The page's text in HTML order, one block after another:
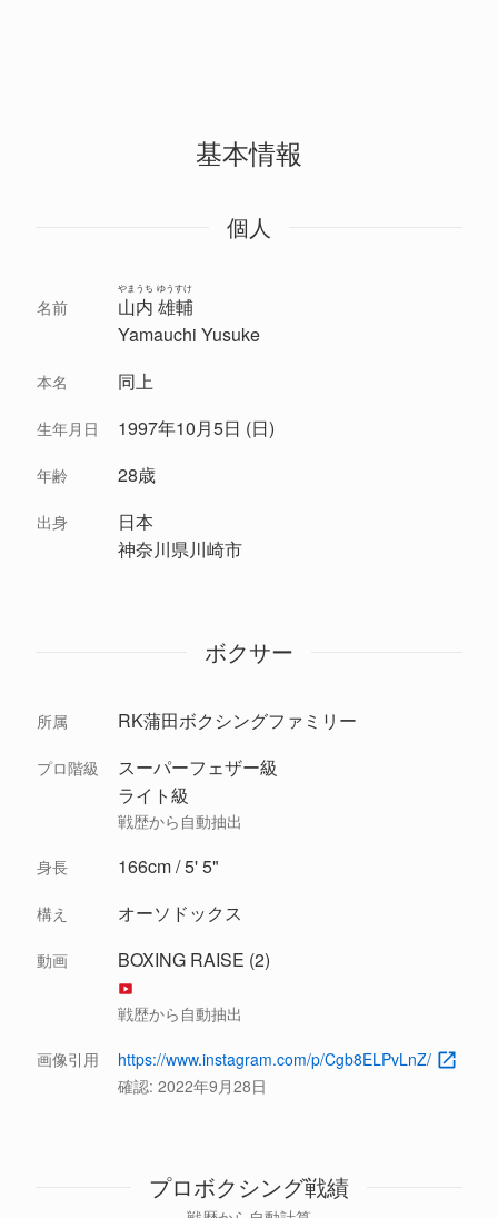
基本情報
個人
名前 山内 雄輔
やまうち ゆうすけ
Yamauchi Yusuke
本名 同上
生年月日 1997年10月5日 (日)
年齢 28歳
出身
日本
神奈川県川崎市
ボクサー
所属 RK蒲田ボクシングファミリー
プロ階級
スーパーフェザー級
ライト級
戦歴から自動抽出
身長 166cm / 5' 5"
構え オーソドックス
動画 BOXING RAISE (2)
戦歴から自動抽出
画像引用
https://www.instagram.com/p/Cgb8ELPvLnZ/
確認: 2022年9月28日
プロボクシング戦績